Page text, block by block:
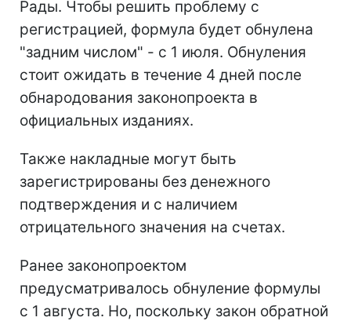
Рады. Чтобы решить проблему с
регистрацией, формула будет обнулена
"задним числом" - с 1 июля. Обнуления
стоит ожидать в течение 4 дней после
обнародования законопроекта в
официальных изданиях.
Также накладные могут быть
зарегистрированы без денежного
подтверждения и с наличием
отрицательного значения на счетах.
Ранее законопроектом
предусматривалось обнуление формулы
с 1 августа. Но, поскольку закон обратной